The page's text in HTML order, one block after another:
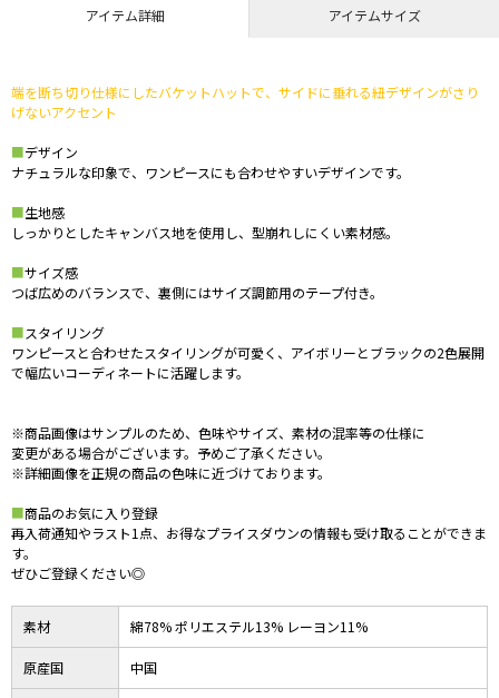
アイテム詳細 アイテムサイズ
端を断ち切り仕様にしたバケットハットで、サイドに垂れる紐デザインがさり
げないアクセント
■デザイン
ナチュラルな印象で、ワンピースにも合わせやすいデザインです。
■生地感
しっかりとしたキャンバス地を使用し、型崩れしにくい素材感。
■サイズ感
つば広めのバランスで、裏側にはサイズ調節用のテープ付き。
■スタイリング
ワンピースと合わせたスタイリングが可愛く、アイボリーとブラックの2色展開
で幅広いコーディネートに活躍します。
※商品画像はサンプルのため、色味やサイズ、素材の混率等の仕様に
変更がある場合がございます。予めご了承ください。
※詳細画像を正規の商品の色味に近づけております。
■商品のお気に入り登録
再入荷通知やラスト1点、お得なプライスダウンの情報も受け取ることができま
す。
ぜひご登録ください◎
素材 綿78% ポリエステル13% レーヨン11%
原産国 中国